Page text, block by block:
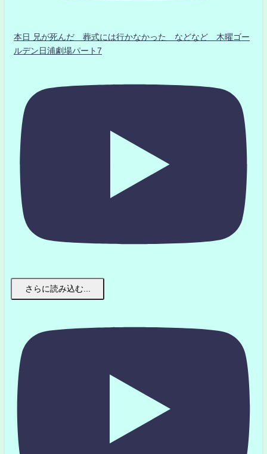
本日 兄が死んだ 葬式には行かなかった などなど 木曜ゴー
ルデン日浦劇場パート7
さらに読み込む...